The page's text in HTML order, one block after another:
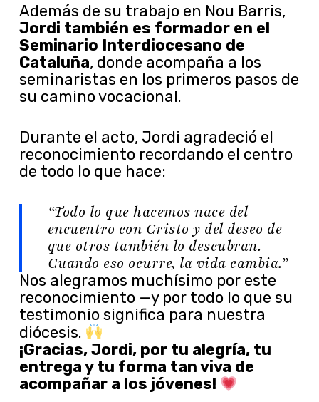
Además de su trabajo en Nou Barris,
Jordi también es formador en el
Seminario Interdiocesano de
Cataluña, donde acompaña a los
seminaristas en los primeros pasos de
su camino vocacional.
Durante el acto, Jordi agradeció el
reconocimiento recordando el centro
de todo lo que hace:
“Todo lo que hacemos nace del
encuentro con Cristo y del deseo de
que otros también lo descubran.
Cuando eso ocurre, la vida cambia.”
Nos alegramos muchísimo por este
reconocimiento —y por todo lo que su
testimonio significa para nuestra
diócesis.
¡Gracias, Jordi, por tu alegría, tu
entrega y tu forma tan viva de
acompañar a los jóvenes!